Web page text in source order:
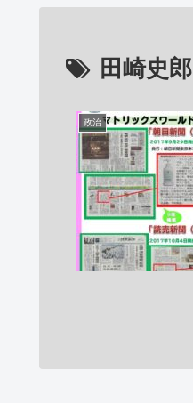
田崎史郎
政治